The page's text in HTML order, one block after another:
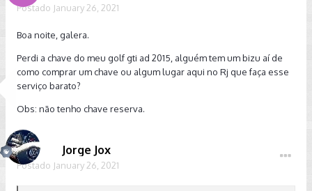
Postado January 26, 2021
Boa noite, galera.
Perdi a chave do meu golf gti ad 2015, alguém tem um bizu aí de
como comprar um chave ou algum lugar aqui no Rj que faça esse
serviço barato?
Obs: não tenho chave reserva.
Jorge Jox
Postado January 26, 2021